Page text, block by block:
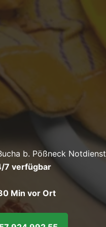
b. Pößneck Notdienst
7 verfügbar
Min vor Ort